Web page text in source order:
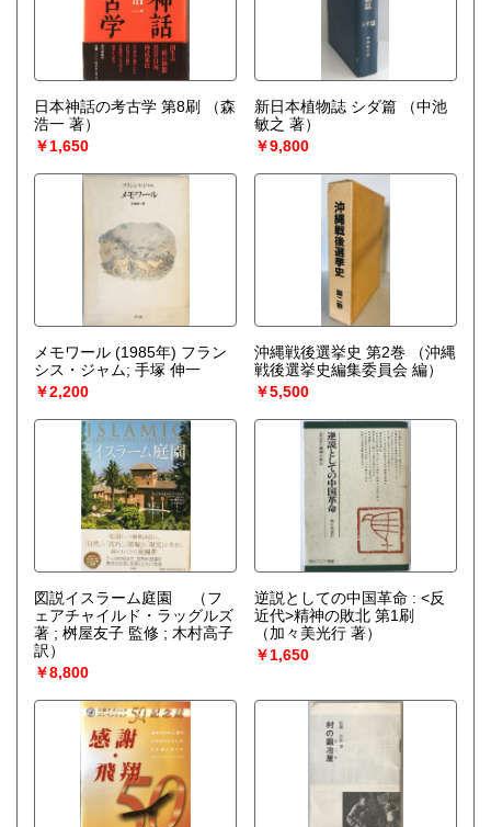
日本神話の考古学 第8刷
（森
浩一 著）
￥1,650
新日本植物誌 シダ篇
（中池
敏之 著）
￥9,800
メモワール (1985年) フラン
シス・ジャム; 手塚 伸一
￥2,200
沖縄戦後選挙史 第2巻
（沖縄
戦後選挙史編集委員会 編）
￥5,500
図説イスラーム庭園
（フ
ェアチャイルド・ラッグルズ
著 ; 桝屋友子 監修 ; 木村高子
訳）
￥8,800
逆説としての中国革命 : <反
近代>精神の敗北 第1刷
（加々美光行 著）
￥1,650